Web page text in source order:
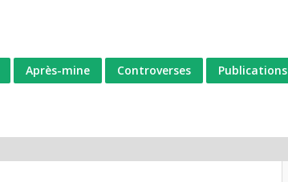
Après-mine Controverses Publications